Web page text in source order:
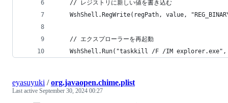
    // レジストリに新しい値を書き込む
WshShell.RegWrite(regPath, value,
    // エクスプローラーを再起動
WshShell.Run("taskkill /F /IM
eyasuyuki /org.javaopen.chime.plist
Last active September 30, 2024 00:27